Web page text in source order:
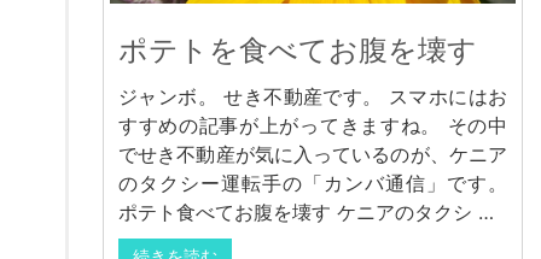
ポテトを食べてお腹を壊す
ジャンボ。 せき不動産です。 スマホにはお
すすめの記事が上がってきますね。 その中
でせき不動産が気に入っているのが、ケニア
のタクシー運転手の「カンバ通信」です。
ポテト食べてお腹を壊す ケニアのタクシ …